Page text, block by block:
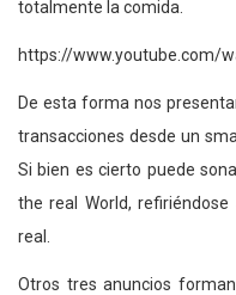
totalmente la comida.
https://www.youtube.com/
De esta forma nos
transacciones desde un
Si bien es cierto puede
the real World,
real.
Otros tres anuncios